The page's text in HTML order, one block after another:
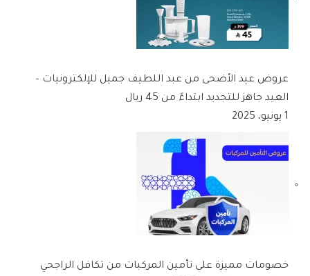
عروض عيد الأضحى من عبد اللطيف جميل للإلكترونيات –
العيد جاهز للتجديد ابتداءً من 45 ريال
1 يونيو، 2025
خصومات مميزة على تأمين المركبات من تكافل الراجحي